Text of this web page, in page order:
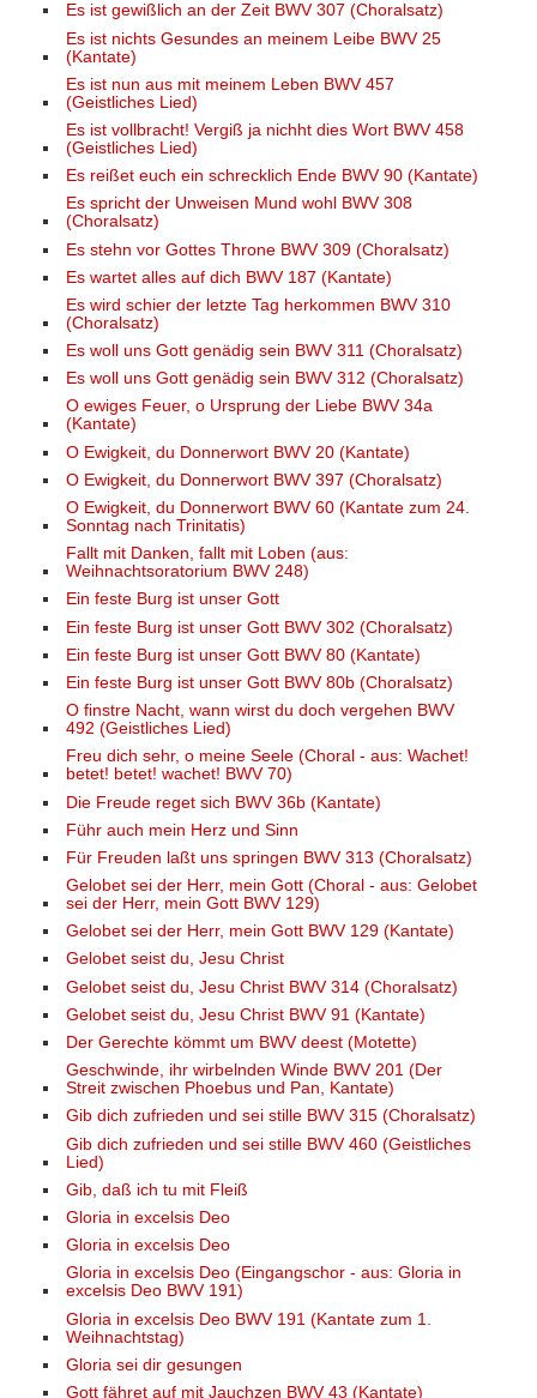
Es ist gewißlich an der Zeit BWV 307 (Choralsatz)
Es ist nichts Gesundes an meinem Leibe BWV 25
(Kantate)
Es ist nun aus mit meinem Leben BWV 457
(Geistliches Lied)
Es ist vollbracht! Vergiß ja nichht dies Wort BWV 458
(Geistliches Lied)
Es reißet euch ein schrecklich Ende BWV 90 (Kantate)
Es spricht der Unweisen Mund wohl BWV 308
(Choralsatz)
Es stehn vor Gottes Throne BWV 309 (Choralsatz)
Es wartet alles auf dich BWV 187 (Kantate)
Es wird schier der letzte Tag herkommen BWV 310
(Choralsatz)
Es woll uns Gott genädig sein BWV 311 (Choralsatz)
Es woll uns Gott genädig sein BWV 312 (Choralsatz)
O ewiges Feuer, o Ursprung der Liebe BWV 34a
(Kantate)
O Ewigkeit, du Donnerwort BWV 20 (Kantate)
O Ewigkeit, du Donnerwort BWV 397 (Choralsatz)
O Ewigkeit, du Donnerwort BWV 60 (Kantate zum 24.
Sonntag nach Trinitatis)
Fallt mit Danken, fallt mit Loben (aus:
Weihnachtsoratorium BWV 248)
Ein feste Burg ist unser Gott
Ein feste Burg ist unser Gott BWV 302 (Choralsatz)
Ein feste Burg ist unser Gott BWV 80 (Kantate)
Ein feste Burg ist unser Gott BWV 80b (Choralsatz)
O finstre Nacht, wann wirst du doch vergehen BWV
492 (Geistliches Lied)
Freu dich sehr, o meine Seele (Choral - aus: Wachet!
betet! betet! wachet! BWV 70)
Die Freude reget sich BWV 36b (Kantate)
Führ auch mein Herz und Sinn
Für Freuden laßt uns springen BWV 313 (Choralsatz)
Gelobet sei der Herr, mein Gott (Choral - aus: Gelobet
sei der Herr, mein Gott BWV 129)
Gelobet sei der Herr, mein Gott BWV 129 (Kantate)
Gelobet seist du, Jesu Christ
Gelobet seist du, Jesu Christ BWV 314 (Choralsatz)
Gelobet seist du, Jesu Christ BWV 91 (Kantate)
Der Gerechte kömmt um BWV deest (Motette)
Geschwinde, ihr wirbelnden Winde BWV 201 (Der
Streit zwischen Phoebus und Pan, Kantate)
Gib dich zufrieden und sei stille BWV 315 (Choralsatz)
Gib dich zufrieden und sei stille BWV 460 (Geistliches
Lied)
Gib, daß ich tu mit Fleiß
Gloria in excelsis Deo
Gloria in excelsis Deo
Gloria in excelsis Deo (Eingangschor - aus: Gloria in
excelsis Deo BWV 191)
Gloria in excelsis Deo BWV 191 (Kantate zum 1.
Weihnachtstag)
Gloria sei dir gesungen
Gott fähret auf mit Jauchzen BWV 43 (Kantate)